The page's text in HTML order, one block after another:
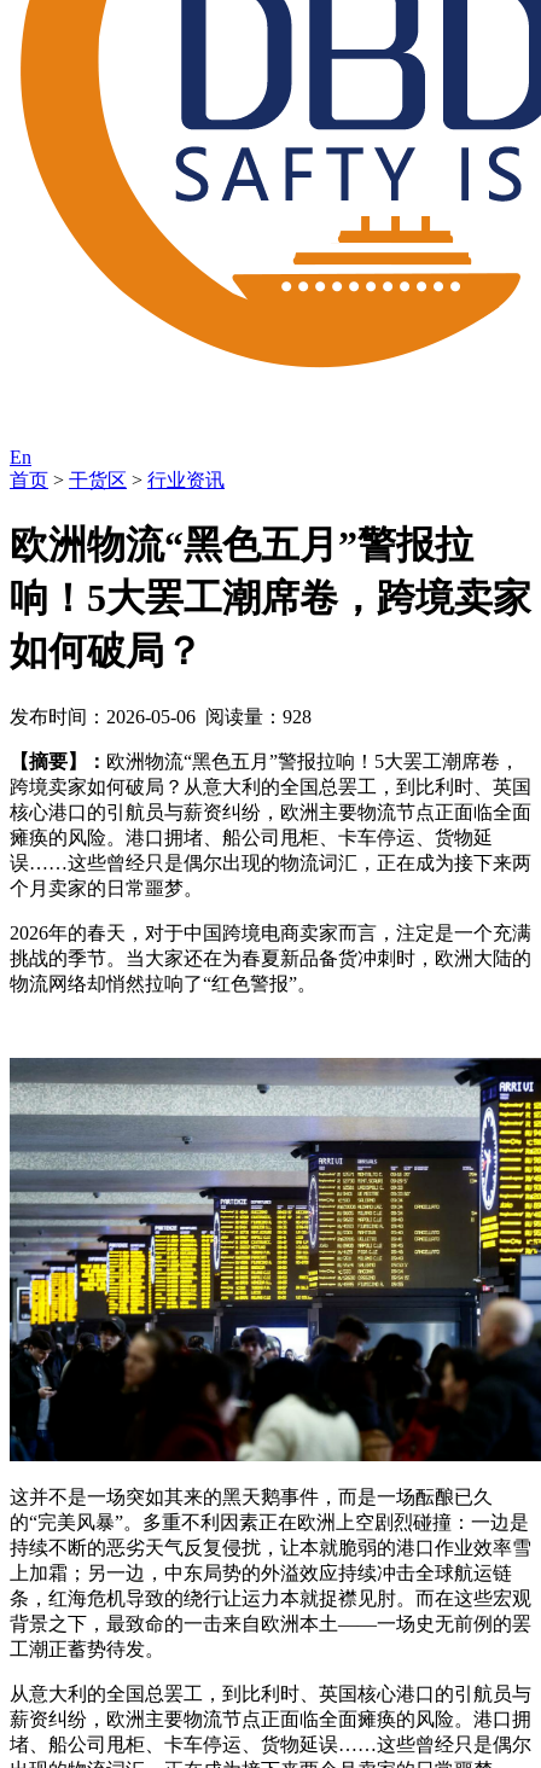
En
首页 > 干货区 > 行业资讯
欧洲物流“黑色五月”警报拉
响！5大罢工潮席卷，跨境卖家
如何破局？
发布时间：2026-05-06 阅读量：928
【摘要】： 欧洲物流“黑色五月”警报拉响！5大罢工潮席卷，
跨境卖家如何破局？从意大利的全国总罢工，到比利时、英国
核心港口的引航员与薪资纠纷，欧洲主要物流节点正面临全面
瘫痪的风险。港口拥堵、船公司甩柜、卡车停运、货物延
误……这些曾经只是偶尔出现的物流词汇，正在成为接下来两
个月卖家的日常噩梦。
2026年的春天，对于中国跨境电商卖家而言，注定是一个充满
挑战的季节。当大家还在为春夏新品备货冲刺时，欧洲大陆的
物流网络却悄然拉响了“红色警报”。
这并不是一场突如其来的黑天鹅事件，而是一场酝酿已久
的“完美风暴”。多重不利因素正在欧洲上空剧烈碰撞：一边是
持续不断的恶劣天气反复侵扰，让本就脆弱的港口作业效率雪
上加霜；另一边，中东局势的外溢效应持续冲击全球航运链
条，红海危机导致的绕行让运力本就捉襟见肘。而在这些宏观
背景之下，最致命的一击来自欧洲本土——一场史无前例的罢
工潮正蓄势待发。
从意大利的全国总罢工，到比利时、英国核心港口的引航员与
薪资纠纷，欧洲主要物流节点正面临全面瘫痪的风险。港口拥
堵、船公司甩柜、卡车停运、货物延误……这些曾经只是偶尔